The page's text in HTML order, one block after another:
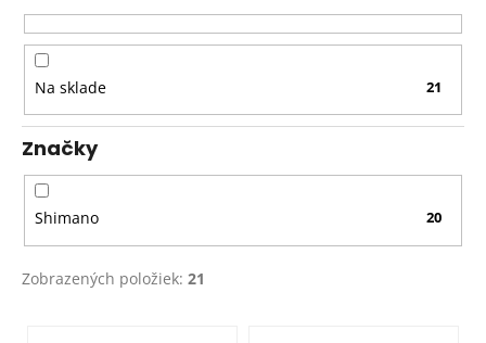
r
o
d
u
k
t
o
v
Na sklade 21
Značky
Shimano 20
Zobrazených položiek: 21